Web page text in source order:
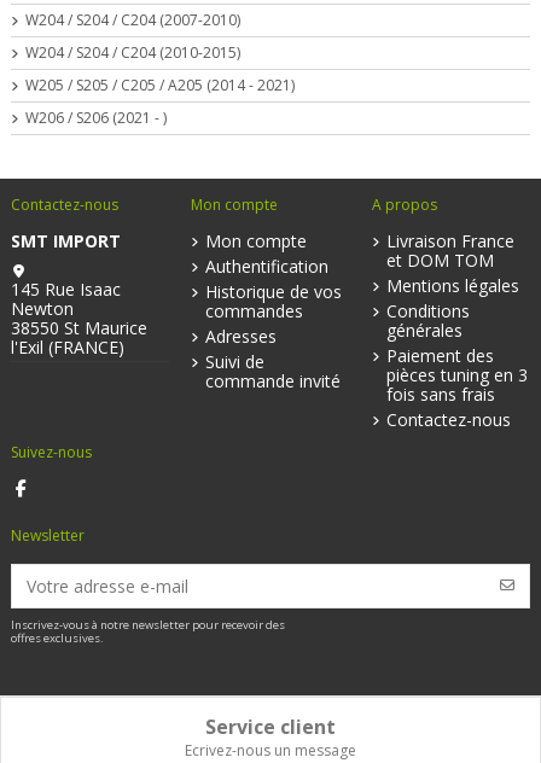
W204 / S204 / C204 (2007-2010)
W204 / S204 / C204 (2010-2015)
W205 / S205 / C205 / A205 (2014 - 2021)
W206 / S206 (2021 - )
Contactez-nous
SMT IMPORT
145 Rue Isaac
Newton
38550 St Maurice
l'Exil (FRANCE)
Mon compte
Mon compte
Authentification
Historique de vos
commandes
Adresses
Suivi de
commande invité
A propos
Livraison France
et DOM TOM
Mentions légales
Conditions
générales
Paiement des
pièces tuning en 3
fois sans frais
Contactez-nous
Suivez-nous
Newsletter
Inscrivez-vous à notre newsletter pour recevoir des
offres exclusives.
Service client
Ecrivez-nous un message